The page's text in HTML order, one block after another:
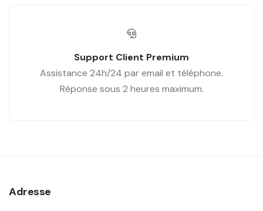
Support Client Premium
Assistance 24h/24 par email et téléphone.
Réponse sous 2 heures maximum.
Adresse